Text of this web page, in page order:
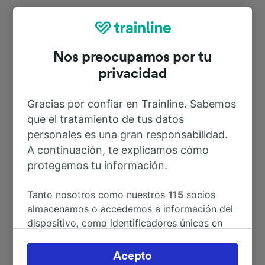
Rutas más populares desde
A Múnich Hbf
A París 9h 31min
A Schwarzenbach (Saale)
A Wunsiedel-Holenbrunn 8min
Nos preocupamos por tu
privacidad
Gracias por confiar en Trainline. Sabemos
que el tratamiento de tus datos
personales es una gran responsabilidad.
A continuación, te explicamos cómo
protegemos tu información.
Tanto nosotros como nuestros115 socios
almacenamos o accedemos a información del
dispositivo, como identificadores únicos en
Puedes aceptar o administrar tus preferencias
Acepto